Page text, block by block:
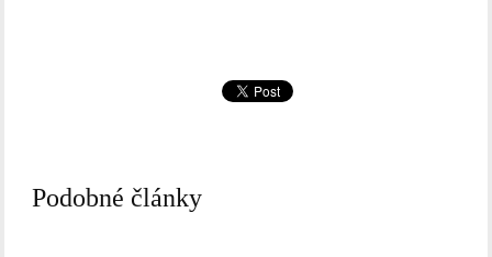
Podobné články